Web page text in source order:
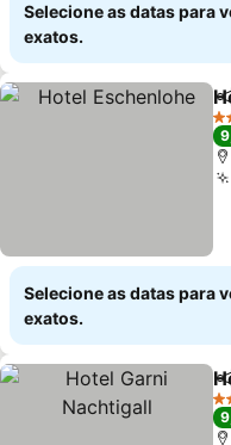
Selecione as datas para
exatos.
4
Selecione as datas para
exatos.
3